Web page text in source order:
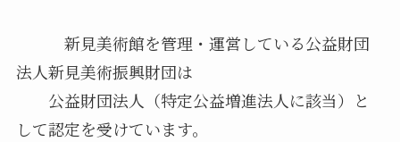
新見美術館を管理・運営している公益財団
法人新見美術振興財団は
公益財団法人（特定公益増進法人に該当）と
して認定を受けています。